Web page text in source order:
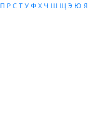
П Р С Т У Ф Х Ч Ш Щ Э Ю Я